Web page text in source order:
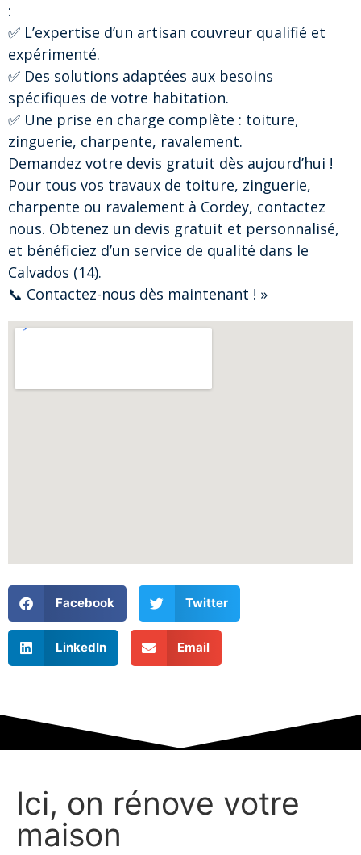
:
✅ L’expertise d’un artisan couvreur qualifié et
expérimenté.
✅ Des solutions adaptées aux besoins
spécifiques de votre habitation.
✅ Une prise en charge complète : toiture,
zinguerie, charpente, ravalement.
Demandez votre devis gratuit dès aujourd’hui !
Pour tous vos travaux de toiture, zinguerie,
charpente ou ravalement à Cordey, contactez
nous. Obtenez un devis gratuit et personnalisé,
et bénéficiez d’un service de qualité dans le
Calvados (14).
📞 Contactez-nous dès maintenant ! »
Facebook Twitter
LinkedIn Email
Ici, on rénove votre
maison